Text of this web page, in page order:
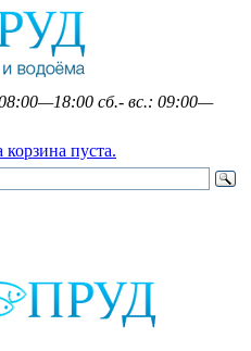
сб.- вс.: 09:00—
пуста.